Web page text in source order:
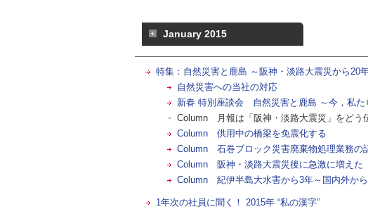
January 2015
特集：自然災害と鹿島 ～阪神・淡路大震災から20
自然災害への当社の対応
新春 特別座談会 自然災害と鹿島 ～今，私た
Column 月報は「阪神・淡路大震災」をどう
Column 供用中の橋梁を免震化する
Column 石巻ブロック災害廃棄物処理業務の
Column 阪神・淡路大震災後に急激に増えた
Column 紀伊半島大水害から3年～国内外か
1年次の社員に聞く！ 2015年 “私の漢字”